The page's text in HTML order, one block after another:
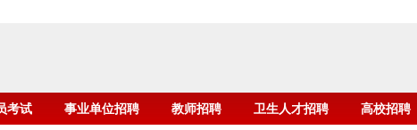
考试 事业单位招聘 教师招聘 卫生人才招聘 高校招聘